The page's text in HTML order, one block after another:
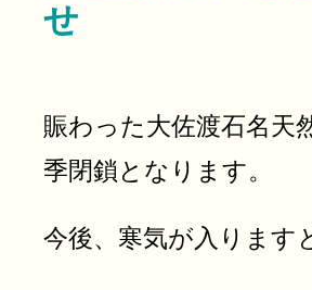
せ
賑わった大佐渡石名天
季閉鎖となります。
今後、寒気が入ります